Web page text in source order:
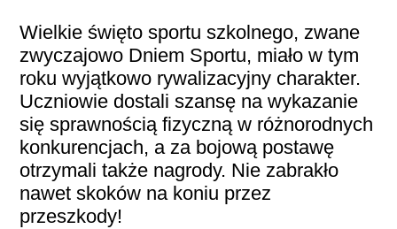
Wielkie święto sportu szkolnego, zwane
zwyczajowo Dniem Sportu, miało w tym
roku wyjątkowo rywalizacyjny charakter.
Uczniowie dostali szansę na wykazanie
się sprawnością fizyczną w różnorodnych
konkurencjach, a za bojową postawę
otrzymali także nagrody. Nie zabrakło
nawet skoków na koniu przez
przeszkody!